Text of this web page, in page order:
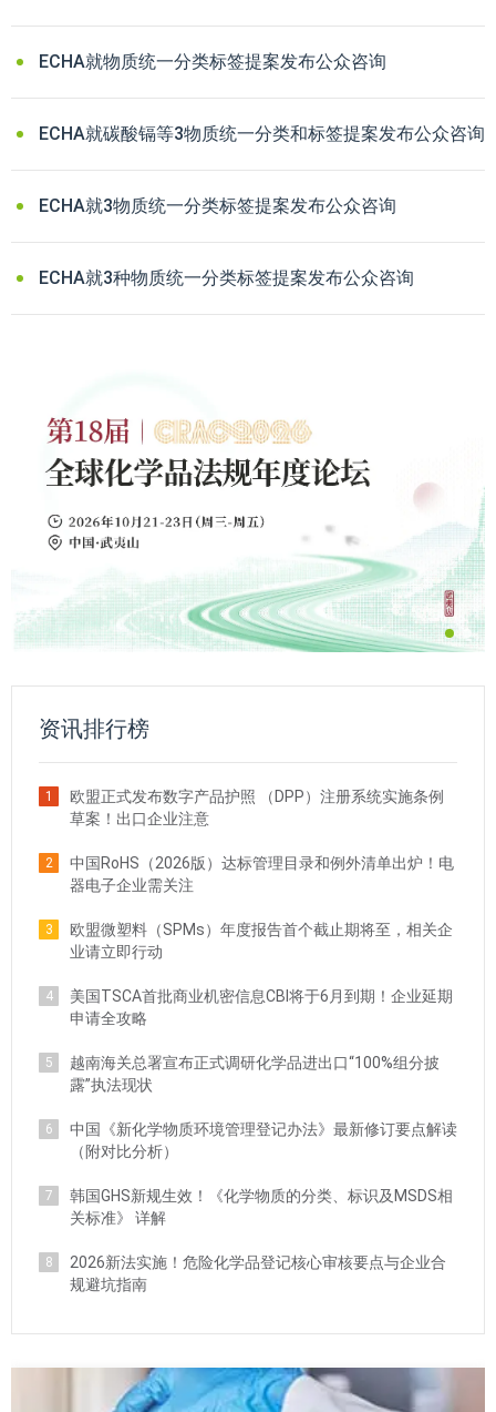
ECHA就物质统一分类标签提案发布公众咨询
ECHA就碳酸镉等3物质统一分类和标签提案发布公众咨询
ECHA就3物质统一分类标签提案发布公众咨询
ECHA就3种物质统一分类标签提案发布公众咨询
资讯排行榜
1
欧盟正式发布数字产品护照 （DPP）注册系统实施条例
草案！出口企业注意
2
中国RoHS（2026版）达标管理目录和例外清单出炉！电
器电子企业需关注
3
欧盟微塑料（SPMs）年度报告首个截止期将至，相关企
业请立即行动
4
美国TSCA首批商业机密信息CBI将于6月到期！企业延期
申请全攻略
5
越南海关总署宣布正式调研化学品进出口“100%组分披
露”执法现状
6
中国《新化学物质环境管理登记办法》最新修订要点解读
（附对比分析）
7
韩国GHS新规生效！《化学物质的分类、标识及MSDS相
关标准》 详解
8
2026新法实施！危险化学品登记核心审核要点与企业合
规避坑指南